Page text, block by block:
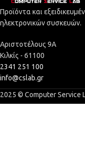
Προϊόντα και
ηλεκτρονικών συσκευών.
Αριστοτέλους 9Α
Κιλκίς - 61100
2341 251 100
info@cslab.gr
2025 © Computer Service